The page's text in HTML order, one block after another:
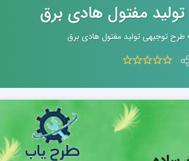
مفتول هادی برق
طرح توجیهی تولید مفتول هادی برق